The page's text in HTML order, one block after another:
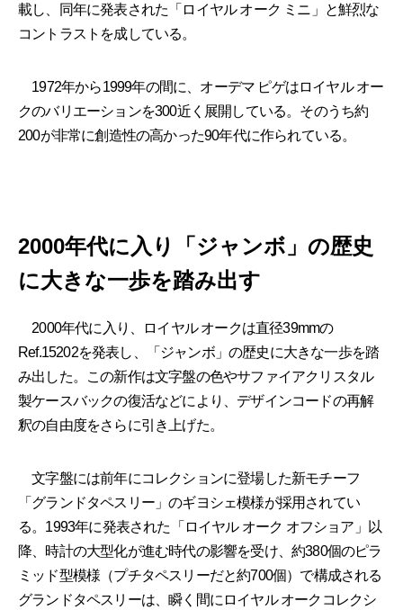
載し、同年に発表された「ロイヤル オーク ミニ」と鮮烈な
コントラストを成している。
1972年から1999年の間に、オーデマ ピゲはロイヤル オー
クのバリエーションを300近く展開している。そのうち約
200が非常に創造性の高かった90年代に作られている。
2000年代に入り「ジャンボ」の歴史
に大きな一歩を踏み出す
2000年代に入り、ロイヤル オークは直径39mmの
Ref.15202を発表し、「ジャンボ」の歴史に大きな一歩を踏
み出した。この新作は文字盤の色やサファイアクリスタル
製ケースバックの復活などにより、デザインコードの再解
釈の自由度をさらに引き上げた。
文字盤には前年にコレクションに登場した新モチーフ
「グランドタペスリー」のギヨシェ模様が採用されてい
る。1993年に発表された「ロイヤル オーク オフショア」以
降、時計の大型化が進む時代の影響を受け、約380個のピラ
ミッド型模様（プチタペスリーだと約700個）で構成される
グランドタペスリーは、瞬く間にロイヤル オークコレクシ